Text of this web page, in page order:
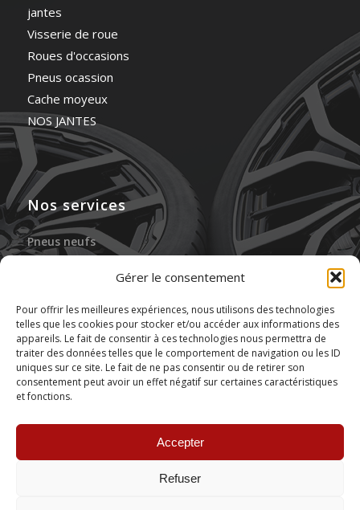
Gérer le consentement
Pour offrir les meilleures expériences, nous utilisons des technologies
telles que les cookies pour stocker et/ou accéder aux informations des
appareils. Le fait de consentir à ces technologies nous permettra de
traiter des données telles que le comportement de navigation ou les ID
uniques sur ce site. Le fait de ne pas consentir ou de retirer son
consentement peut avoir un effet négatif sur certaines caractéristiques
et fonctions.
Accepter
Refuser
jantes
Visserie de roue
Roues d'occasions
Pneus ocassion
Cache moyeux
NOS JANTES
Nos services
Pneus neufs
Gonflage à l’azote
Réparation des pneus
Stockage de pneus
Montage de pneus